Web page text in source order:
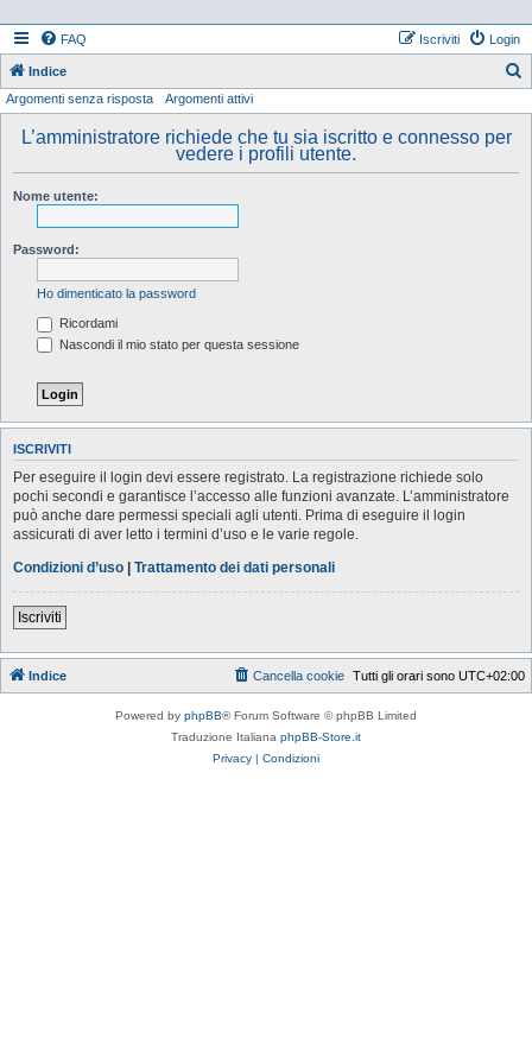
FAQ Login
Iscriviti
Indice
Argomenti senza risposta Argomenti attivi
L’amministratore richiede che tu sia iscritto e connesso per
vedere i profili utente.
Nome utente:
Password:
Ho dimenticato la password
Ricordami
Nascondi il mio stato per questa sessione
ISCRIVITI
Per eseguire il login devi essere registrato. La registrazione richiede solo
pochi secondi e garantisce l’accesso alle funzioni avanzate. L’amministratore
può anche dare permessi speciali agli utenti. Prima di eseguire il login
assicurati di aver letto i termini d’uso e le varie regole.
Condizioni d’uso | Trattamento dei dati personali
Iscriviti
Indice Tutti gli orari sono UTC+02:00
Cancella cookie
Powered by phpBB® Forum Software © phpBB Limited
Traduzione Italiana phpBB-Store.it
Privacy | Condizioni